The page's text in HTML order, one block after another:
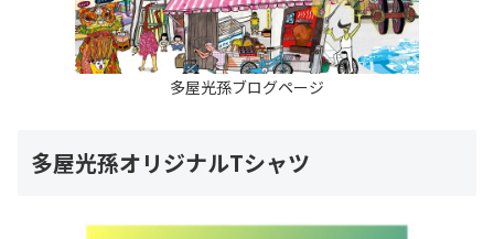
多屋光孫ブログページ
多屋光孫オリジナルTシャツ